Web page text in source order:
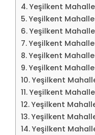
Yeşilkent
Yeşilkent
Yeşilkent
Yeşilkent
Yeşilkent
Yeşilkent
Yeşilkent
Yeşilkent
Yeşilkent
Yeşilkent
Yeşilkent